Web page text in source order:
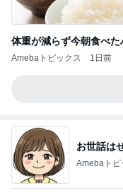
体重が減らず今朝食べた
Amebaトピックス 1日前
お世話は
Amebaトピ